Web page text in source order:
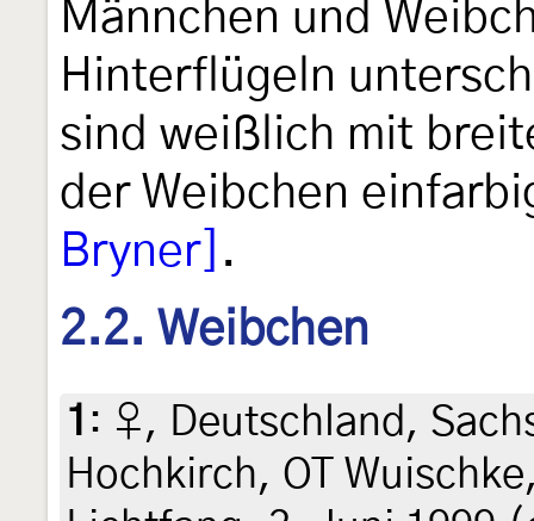
Männchen und
Hinterflügeln
sind weißlich mit
der Weibchen
Bryner] .
2.2. Weibchen
1 : ♀, Deutschland,
Hochkirch, OT